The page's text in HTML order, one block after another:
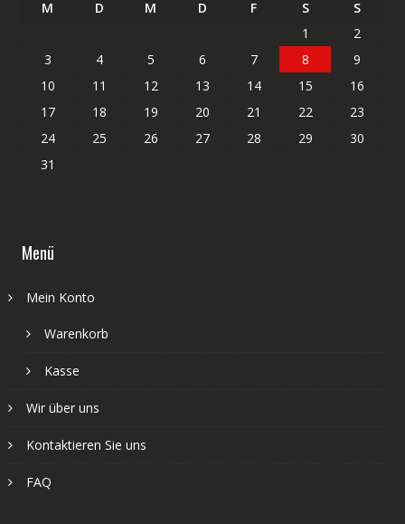
M D M D F S
S
1
2
3
4 5 6 7 8
9
10
11 12 13 14 15
16
17
18 19 20 21 22
23
24
25 26 27 28 29
30
31
Menü
Mein Konto
Warenkorb
Kasse
Wir über uns
Kontaktieren Sie uns
FAQ